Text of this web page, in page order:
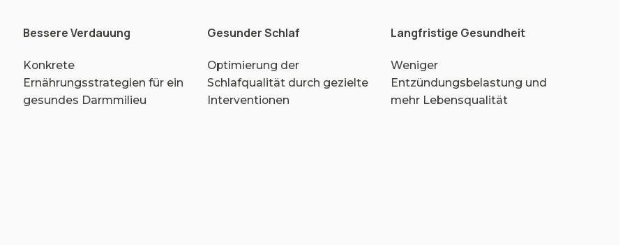
Bessere Verdauung
Konkrete
Ernährungsstrategien für ein
gesundes Darmmilieu
Gesunder Schlaf
Optimierung der
Schlafqualität durch gezielte
Interventionen
Langfristige Gesundheit
Weniger
Entzündungsbelastung und
mehr Lebensqualität